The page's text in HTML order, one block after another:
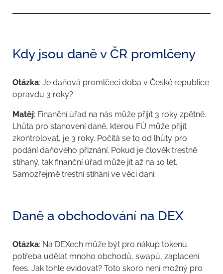
Kdy jsou daně v ČR promlčeny
Otázka: Je daňová promlčecí doba v České republice
opravdu 3 roky?
Matěj: Finanční úřad na nás může přijít 3 roky zpětně.
Lhůta pro stanovení daně, kterou FÚ může přijít
zkontrolovat, je 3 roky. Počítá se to od lhůty pro
podání daňového přiznání. Pokud je člověk trestně
stíhaný, tak finanční úřad může jít až na 10 let.
Samozřejmě trestní stíhání ve věci daní.
Daně a obchodování na DEX
Otázka: Na DEXech může být pro nákup tokenu
potřeba udělat mnoho obchodů, swapů, zaplacení
fees. Jak tohle evidovat? Toto skoro není možný pro